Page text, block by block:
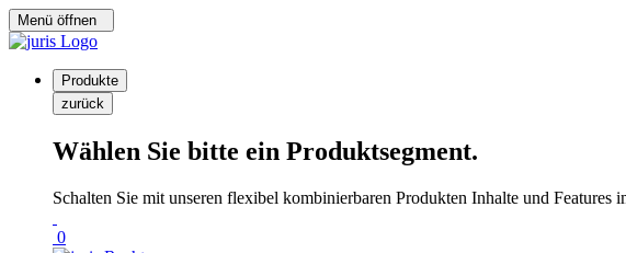
Menü öffnen
Produkte
zurück
Wählen Sie bitte ein Produktsegment.
Schalten Sie mit unseren flexibel kombinierbaren Produkten Inhalte und Features
0